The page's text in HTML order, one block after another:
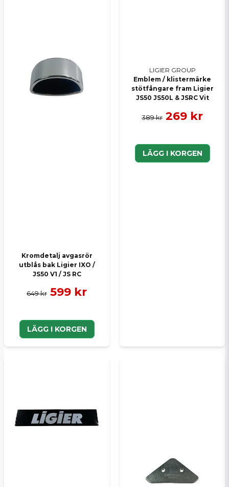
Kromdetalj avgasrör
utblås bak Ligier IXO /
JS50 V1 / JS RC
649 kr 599 kr
LÄGG I KORGEN
LIGIER GROUP
Emblem / klistermärke
stötfångare fram Ligier
JS50 JS50L & JSRC Vit
389 kr 269 kr
LÄGG I KORGEN